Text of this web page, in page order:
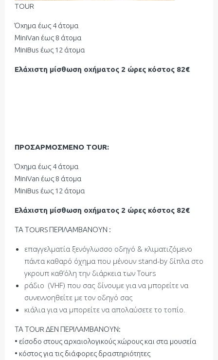
TOUR
Όχημα έως 4 άτομα
ΜiniVan έως 8 άτομα
ΜiniBus έως 12 άτομα
Ελάχιστη μίσθωση οχήματος 2 ώρες κόστος 82€
ΠΡΟΣΑΡΜΟΣΜΕΝΟ ΤΟUR:
Όχημα έως 4 άτομα
ΜiniVan έως 8 άτομα
ΜiniBus έως 12 άτομα
Ελάχιστη μίσθωση οχήματος 2 ώρες κόστος 82€
ΤΑ ΤOURS ΠΕΡΙΛΑΜΒΑΝΟΥΝ :
επαγγελματία ξενόγλωσσο οδηγό & κλιματιζόμενο
πάντα καθαρό όχημα που μένουν stand-by δίπλα στο
γκρουπ καθ’όλη την διάρκεια των Tours
ράδιο (VHF) που σας δίνουμε για να μπορείτε να
συνεννοηθείτε με τον οδηγό σας
κιάλια για να μπορείτε να απολαύσετε το τοπίο.
ΤΑ ΤΟUR ΔΕΝ ΠΕΡΙΛΑΜΒΑΝΟΥΝ:
• είσοδο στους αρχαιολογικούς χώρους και στα μουσεία
• κόστος για τις διάφορες δραστηριότητες